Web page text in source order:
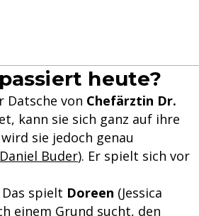
heute?
Datsche von Chefärztin Dr.
kann sie sich ganz auf ihre
sie jedoch genau
Daniel Buder). Er spielt sich vor
spielt Doreen (Jessica
einem Grund sucht, den